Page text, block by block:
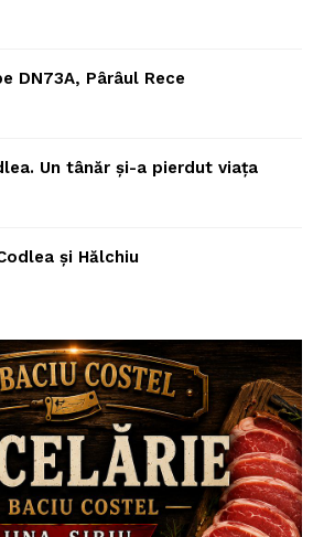
DN73A, Pârâul Rece
Un tânăr și-a pierdut viața
și Hălchiu